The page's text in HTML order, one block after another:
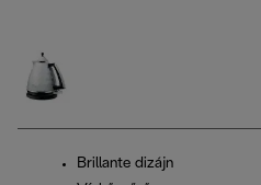
Brillante dizájn